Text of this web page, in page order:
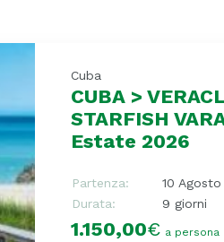
Cuba
CUBA >
STARFISH
Estate 2026
Partenza:
10
Durata:
9 giorni
1.150,00€ a persona